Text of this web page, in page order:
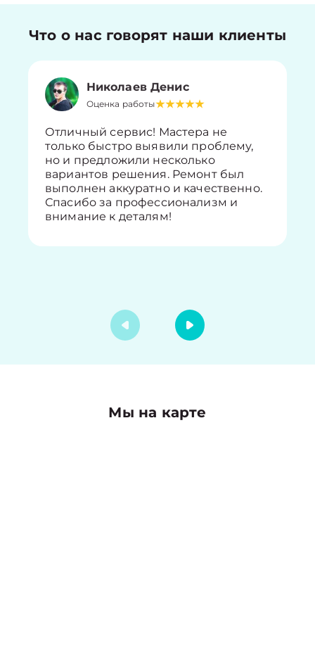
Что о нас говорят наши клиенты
Николаев Денис
Оценка работы
Отличный сервис! Мастера не
только быстро выявили проблему,
но и предложили несколько
вариантов решения. Ремонт был
выполнен аккуратно и качественно.
Спасибо за профессионализм и
внимание к деталям!
Мы на карте